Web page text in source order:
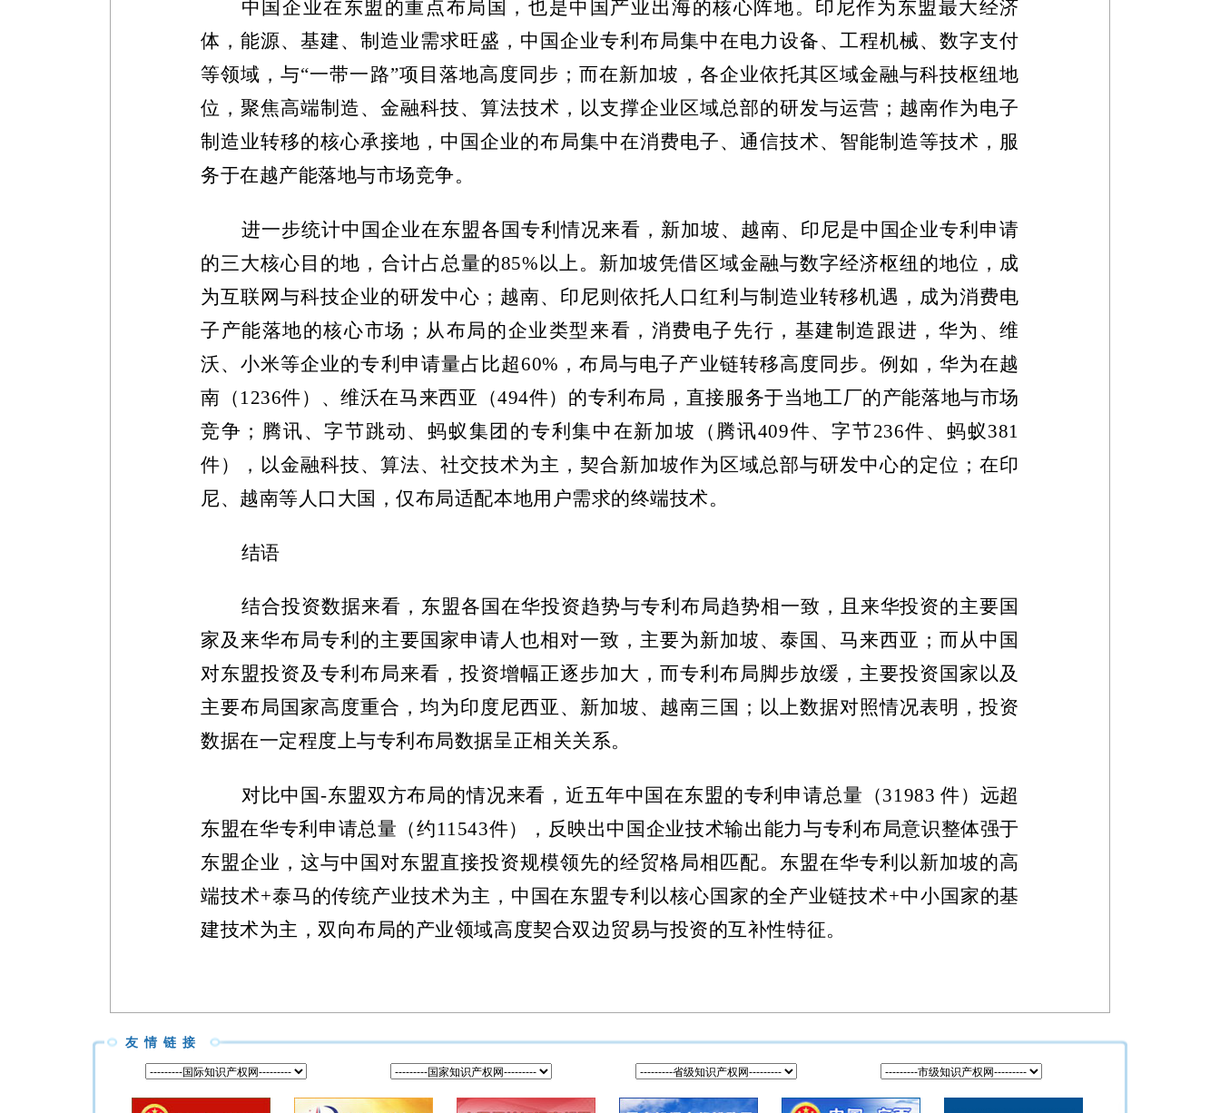
中国企业在东盟的重点布局国，也是中国产业出海的核心阵地。印尼作为东盟最大经济
体，能源、基建、制造业需求旺盛，中国企业专利布局集中在电力设备、工程机械、数字支付
等领域，与“一带一路”项目落地高度同步；而在新加坡，各企业依托其区域金融与科技枢纽地
位，聚焦高端制造、金融科技、算法技术，以支撑企业区域总部的研发与运营；越南作为电子
制造业转移的核心承接地，中国企业的布局集中在消费电子、通信技术、智能制造等技术，服
务于在越产能落地与市场竞争。
进一步统计中国企业在东盟各国专利情况来看，新加坡、越南、印尼是中国企业专利申请
的三大核心目的地，合计占总量的85% 以上。新加坡凭借区域金融与数字经济枢纽的地位，成
为互联网与科技企业的研发中心；越南、印尼则依托人口红利与制造业转移机遇，成为消费电
子产能落地的核心市场；从布局的企业类型来看，消费电子先行，基建制造跟进，华为、维
沃、小米等企业的专利申请量占比超60% ，布局与电子产业链转移高度同步。例如，华为在越
南（ 1236件）、维沃在马来西亚（494件）的专利布局，直接服务于当地工厂的产能落地与市场
竞争；腾讯、字节跳动、蚂蚁集团的专利集中在新加坡（腾讯409件、字节236件、蚂蚁381
件），以金融科技、算法、社交技术为主，契合新加坡作为区域总部与研发中心的定位；在印
尼、越南等人口大国，仅布局适配本地用户需求的终端技术。
结语
结合投资数据来看，东盟各国在华投资趋势与专利布局趋势相一致，且来华投资的主要国
家及来华布局专利的主要国家申请人也相对一致，主要为新加坡、泰国、马来西亚；而从中国
对东盟投资及专利布局来看，投资增幅正逐步加大，而专利布局脚步放缓，主要投资国家以及
主要布局国家高度重合，均为印度尼西亚、新加坡、越南三国；以上数据对照情况表明，投资
数据在一定程度上与专利布局数据呈正相关关系。
对比中国-东盟双方布局的情况来看，近五年中国在东盟的专利申请总量（31983 件）远超
东盟在华专利申请总量（约11543件），反映出中国企业技术输出能力与专利布局意识整体强于
东盟企业，这与中国对东盟直接投资规模领先的经贸格局相匹配。东盟在华专利以新加坡的高
端技术+泰马的传统产业技术为主，中国在东盟专利以核心国家的全产业链技术+中小国家的基
建技术为主，双向布局的产业领域高度契合双边贸易与投资的互补性特征。
友情链接